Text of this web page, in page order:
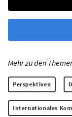
Mehr zu den
Perspektiven
Internationales